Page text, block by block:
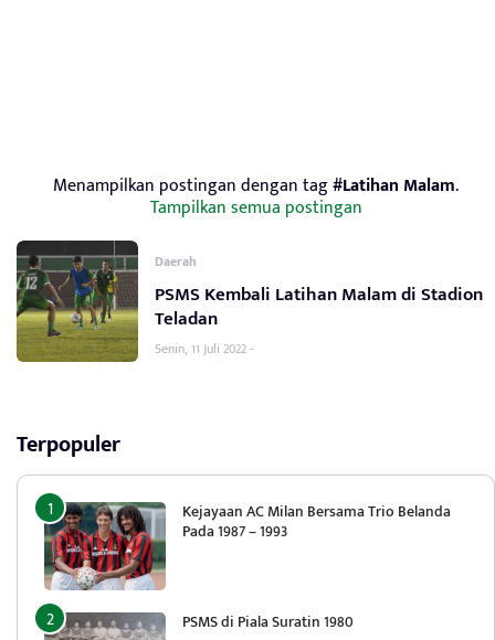
Menampilkan postingan dengan tag#Latihan Malam.
Tampilkan semua postingan
Daerah
PSMS Kembali Latihan Malam di Stadion
Teladan
Senin, 11 Juli 2022 -
Terpopuler
Kejayaan AC Milan Bersama Trio Belanda
Pada 1987 – 1993
PSMS di Piala Suratin 1980